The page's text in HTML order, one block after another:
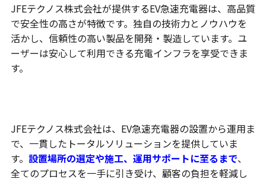
JFEテクノス株式会社が提供するEV急速充電器は、高品質
で安全性の高さが特徴です。独自の技術力とノウハウを
活かし、信頼性の高い製品を開発・製造しています。ユ
ーザーは安心して利用できる充電インフラを享受できま
す。
JFEテクノス株式会社は、EV急速充電器の設置から運用ま
で、一貫したトータルソリューションを提供していま
す。 設置場所の選定や施工、運用サポートに至るまで、
全てのプロセスを一手に引き受け、顧客の負担を軽減し